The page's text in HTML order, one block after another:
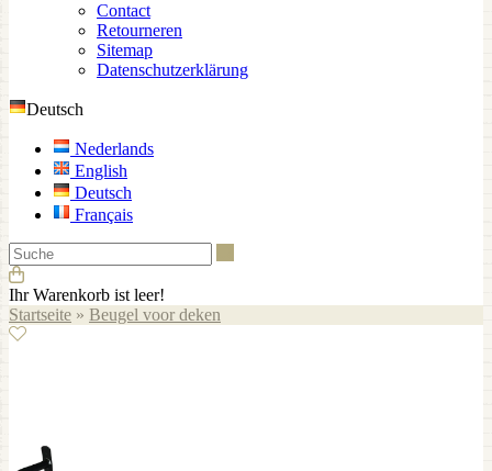
Contact
Retourneren
Sitemap
Datenschutzerklärung
Deutsch
Nederlands
English
Deutsch
Français
Ihr Warenkorb ist leer!
Startseite » Beugel voor deken